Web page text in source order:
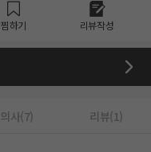
찜하기 리뷰작성
의사(7) 리뷰(1)